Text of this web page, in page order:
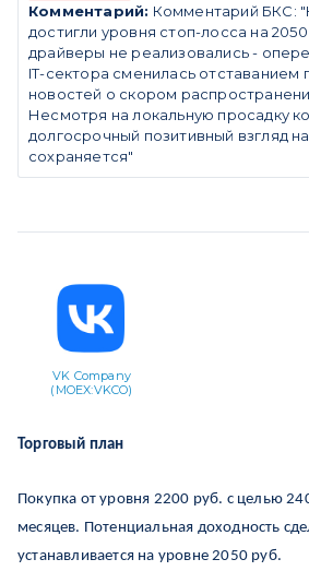
Комментарий: Комментарий БКС:
достигли уровня стоп-лосса на
драйверы не реализовались -
IT-сектора сменилась отставанием
новостей о скором
Несмотря на локальную просадку
долгосрочный позитивный взгляд
сохраняется"
VK Company
(MOEX:VKCO)
Торговый план
Покупка от уровня 2200 руб. с целью
месяцев. Потенциальная доходность
устанавливается на уровне 2050 руб.